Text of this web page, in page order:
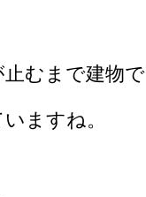
むまで建物で
ますね。